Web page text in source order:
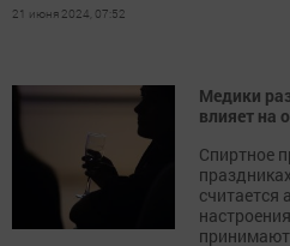
21 июня 2024, 07:52
Медики
влияет на
Спиртное
считается
принимают